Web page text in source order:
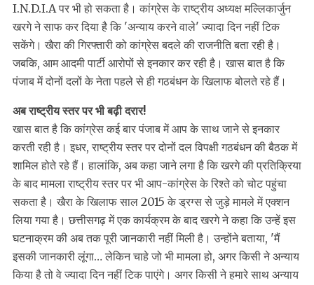
I.N.D.I.A पर भी हो सकता है। कांग्रेस के राष्ट्रीय अध्यक्ष मल्लिकार्जुन
खरगे ने साफ कर दिया है कि 'अन्याय करने वाले' ज्यादा दिन नहीं टिक
सकेंगे। खैरा की गिरफ्तारी को कांग्रेस बदले की राजनीति बता रही है।
जबकि, आम आदमी पार्टी आरोपों से इनकार कर रही है। खास बात है कि
पंजाब में दोनों दलों के नेता पहले से ही गठबंधन के खिलाफ बोलते रहे हैं।
अब राष्ट्रीय स्तर पर भी बढ़ी दरार!
खास बात है कि कांग्रेस कई बार पंजाब में आप के साथ जाने से इनकार
करती रही है। इधर, राष्ट्रीय स्तर पर दोनों दल विपक्षी गठबंधन की बैठक में
शामिल होते रहे हैं। हालांकि, अब कहा जाने लगा है कि खरगे की प्रतिक्रिया
के बाद मामला राष्ट्रीय स्तर पर भी आप-कांग्रेस के रिश्ते को चोट पहुंचा
सकता है। खैरा के खिलाफ साल 2015 के ड्रग्स से जुड़े मामले में एक्शन
लिया गया है। छत्तीसगढ़ में एक कार्यक्रम के बाद खरगे ने कहा कि उन्हें इस
घटनाक्रम की अब तक पूरी जानकारी नहीं मिली है। उन्होंने बताया, 'मैं
इसकी जानकारी लूंगा… लेकिन चाहे जो भी मामला हो, अगर किसी ने अन्याय
किया है तो वे ज्यादा दिन नहीं टिक पाएंगे। अगर किसी ने हमारे साथ अन्याय